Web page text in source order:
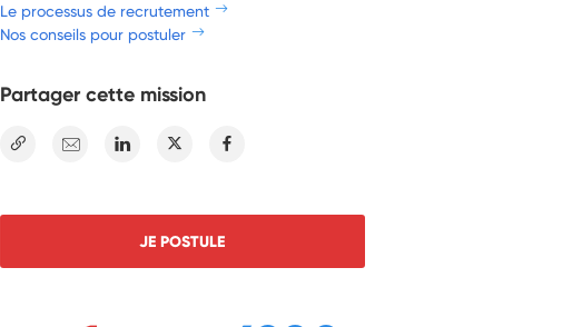
Le processus de recrutement
Nos conseils pour postuler
Partager cette mission
E-mail Linkedin Twitter
JE POSTULE